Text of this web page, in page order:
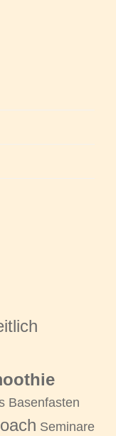
Basenfasten
Seminare